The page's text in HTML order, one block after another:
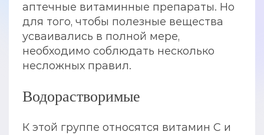
аптечные витаминные препараты. Но
для того, чтобы полезные вещества
усваивались в полной мере,
необходимо соблюдать несколько
несложных правил.
Водорастворимые
К этой группе относятся витамин С и